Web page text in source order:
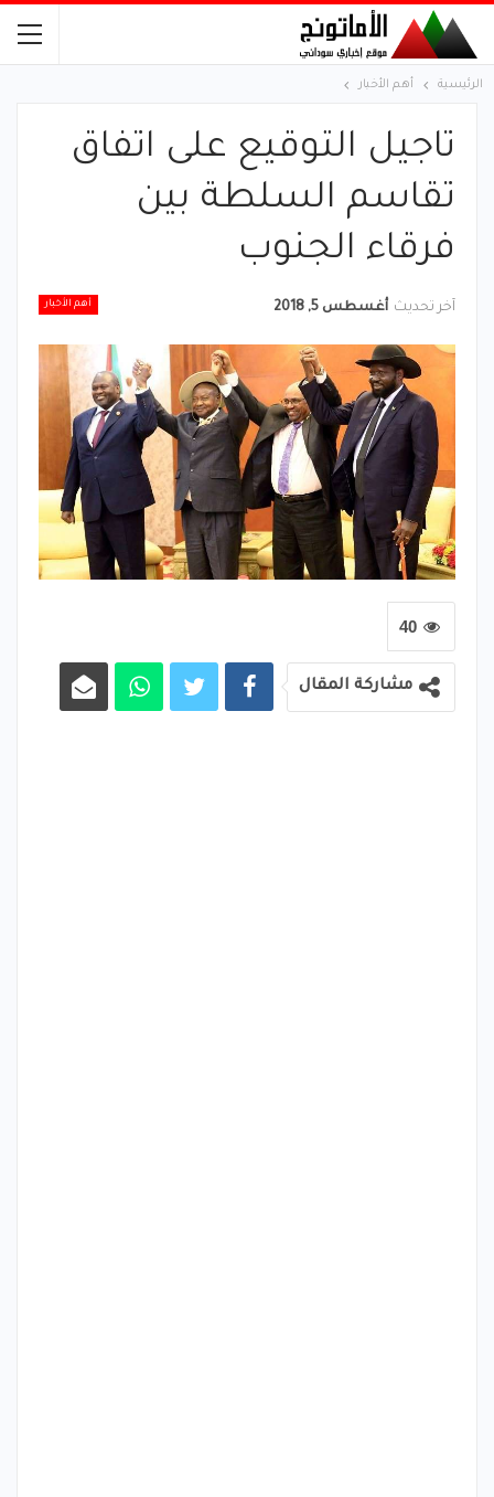
الرئيسية أهم الأخبار
تاجيل التوقيع على اتفاق
تقاسم السلطة بين
فرقاء الجنوب
أهم الأخبار آخر تحديث أغسطس 5, 2018
40
مشاركة المقال